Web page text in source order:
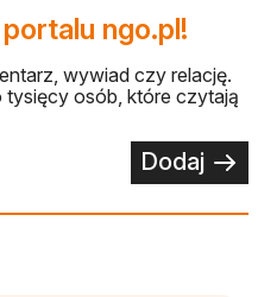
ngo.pl!
wywiad czy relację.
osób, które czytają
Dodaj